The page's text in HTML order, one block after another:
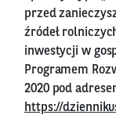
przed
źródeł
inwestycji w
Programem
2020 pod
https://